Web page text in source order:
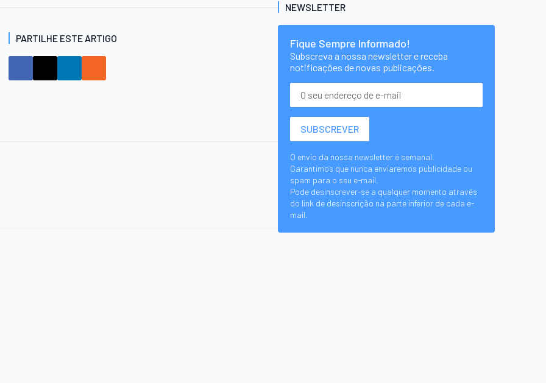
PARTILHE ESTE ARTIGO
NEWSLETTER
Fique Sempre Informado!
Subscreva a nossa newsletter e receba
notificações de novas publicações.
O envio da nossa newsletter é semanal.
Garantimos que nunca enviaremos publicidade ou
spam para o seu e-mail.
Pode desinscrever-se a qualquer momento através
do link de desinscrição na parte inferior de cada e-
mail.